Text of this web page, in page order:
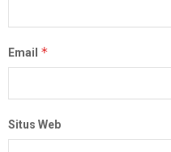
Email *
Situs Web